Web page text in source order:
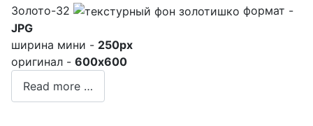
Золото-32
формат -
JPG
ширина мини - 250px
оригинал - 600x600
Read more …